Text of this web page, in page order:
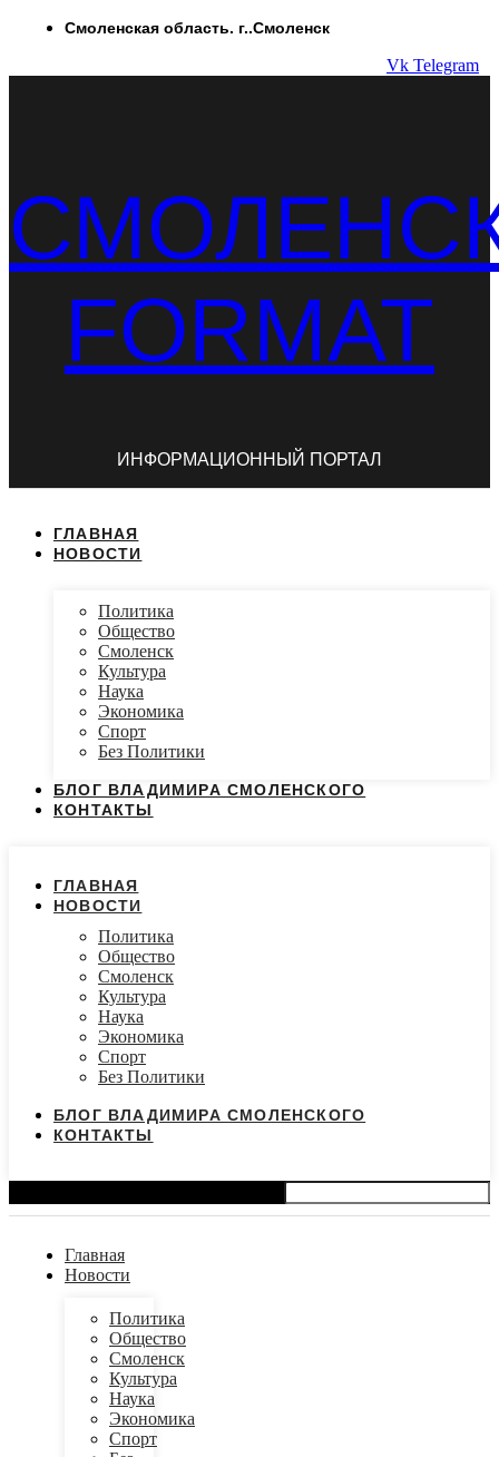
ПерейтиСмоленская область. г..Смоленск
Vk Telegram
FORMAT
ИНФОРМАЦИОННЫЙ ПОРТАЛ
ГЛАВНАЯ
НОВОСТИ
Политика
Общество
Смоленск
Культура
Наука
Экономика
Спорт
Без Политики
БЛОГ ВЛАДИМИРА СМОЛЕНСКОГО
КОНТАКТЫ
ГЛАВНАЯ
НОВОСТИ
Политика
Общество
Смоленск
Культура
Наука
Экономика
Спорт
Без Политики
БЛОГ ВЛАДИМИРА СМОЛЕНСКОГО
КОНТАКТЫ
Главная
Новости
Политика
Общество
Смоленск
Культура
Наука
Экономика
Спорт